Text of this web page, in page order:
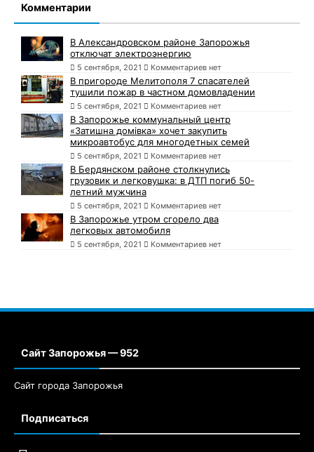
Комментарии
В Александровском районе Запорожья
отключат электроэнергию
5 сентября, 2021 Комментариев нет
В пригороде Мелитополя 7 спасателей
тушили пожар в частном домовладении
5 сентября, 2021 Комментариев нет
В Запорожье коммунальный центр
«Затишна домівка» хочет закупить
микроавтобус для многодетных семей
5 сентября, 2021 Комментариев нет
В Бердянском районе столкнулись
грузовик и легковушка: в ДТП погиб 50-
летний мужчина
5 сентября, 2021 Комментариев нет
В Запорожье утром сгорело два
легковых автомобиля
5 сентября, 2021 Комментариев нет
Сайт Запорожья — 952
Сайт города Запорожья
Подписаться